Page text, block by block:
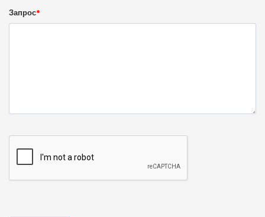
Запрос*